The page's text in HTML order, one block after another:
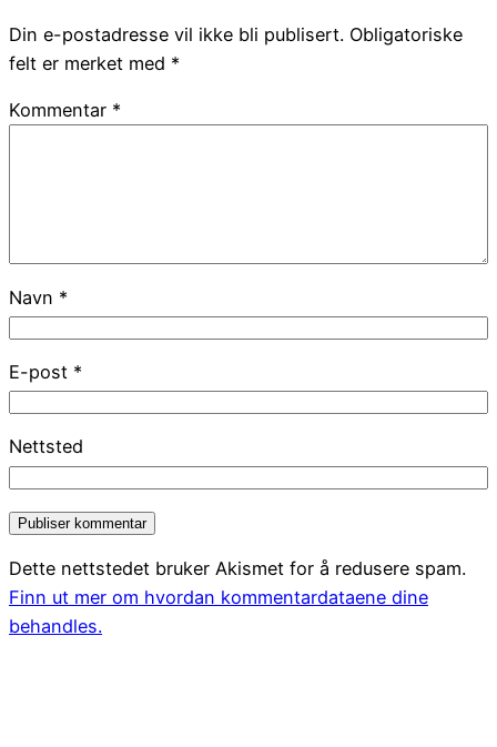
Din e-postadresse vil ikke bli publisert. Obligatoriske
felt er merket med *
Kommentar *
Navn *
E-post *
Nettsted
Dette nettstedet bruker Akismet for å redusere spam.
Finn ut mer om hvordan kommentardataene dine
behandles.